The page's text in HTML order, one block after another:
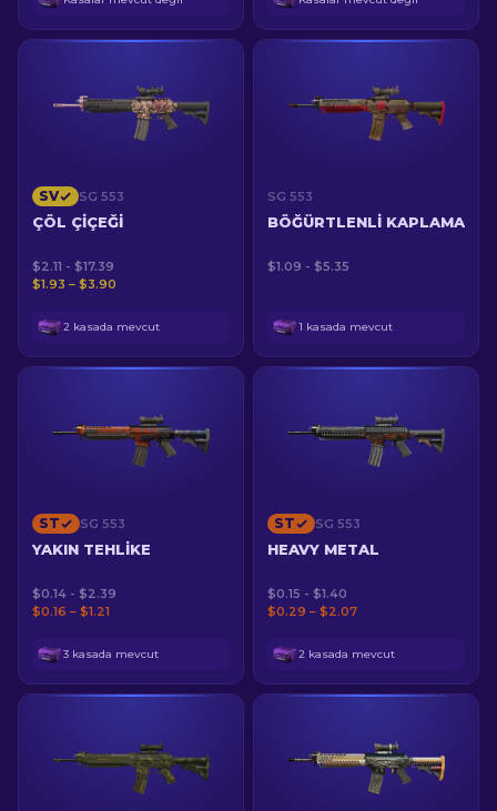
SV SG 553
ÇÖL ÇIÇEĞI
$2.11 - $17.39
$1.93 – $3.90
2 kasada mevcut
SG 553
BÖĞÜRTLENLI KAPLAMA
$1.09 - $5.35
1 kasada mevcut
ST SG 553
YAKIN TEHLIKE
$0.14 - $2.39
$0.16 – $1.21
3 kasada mevcut
ST SG 553
HEAVY METAL
$0.15 - $1.40
$0.29 – $2.07
2 kasada mevcut